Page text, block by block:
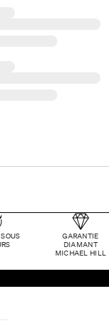
GARANTIE
DIAMANT
MICHAEL HILL